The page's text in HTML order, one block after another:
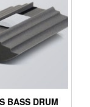
BASS DRUM